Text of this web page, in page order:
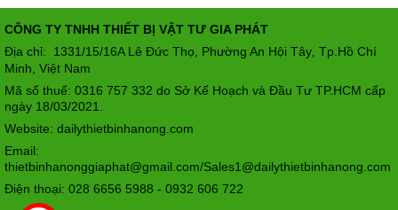
CÔNG TY TNHH THIẾT BỊ VẬT TƯ GIA PHÁT
Địa chỉ: 1331/15/16A Lê Đức Thọ, Phường An Hội Tây Tp.Hồ Chí
Minh, Việt Nam
Mã số thuế: 0316 757 332 do Sở Kế Hoạch và Đầu Tư TP.HCM cấp
ngày 18/03/2021.
Website: dailythietbinhanong.com
Email:
thietbinhanonggiaphat@gmail.com/Sales1@dailythietbinhanong.com
Điện thoại: 028 6656 5988 - 0932 606 722